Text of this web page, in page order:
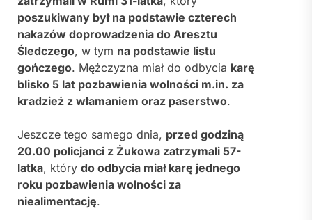
poszukiwany był na podstawie czterech
nakazów doprowadzenia do Aresztu
Śledczego, w tym na podstawie listu
gończego. Mężczyzna miał do odbycia karę
blisko 5 lat pozbawienia wolności m.in. za
kradzież z włamaniem oraz paserstwo.
Jeszcze tego samego dnia, przed godziną
20.00 policjanci z Żukowa zatrzymali 57-
latka, który do odbycia miał karę jednego
roku pozbawienia wolności za
niealimentację.